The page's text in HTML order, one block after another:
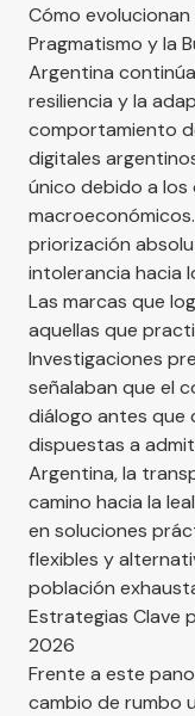
Cómo
Pragmatismo y la
Argentina
resiliencia y la
comportamiento
digitales
único debido a
priorización
intolerancia hacia
Las marcas que
aquellas que
Investigaciones
señalaban que el
diálogo antes que
dispuestas a
Argentina, la
camino hacia la
en soluciones
flexibles y
población
Estrategias Clave
2026
Frente a este
cambio de rumbo